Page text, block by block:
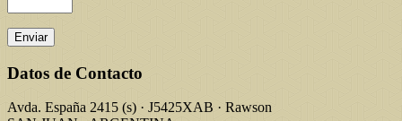
Datos de Contacto
Avda. España 2415 (s) · J5425XAB · Rawson